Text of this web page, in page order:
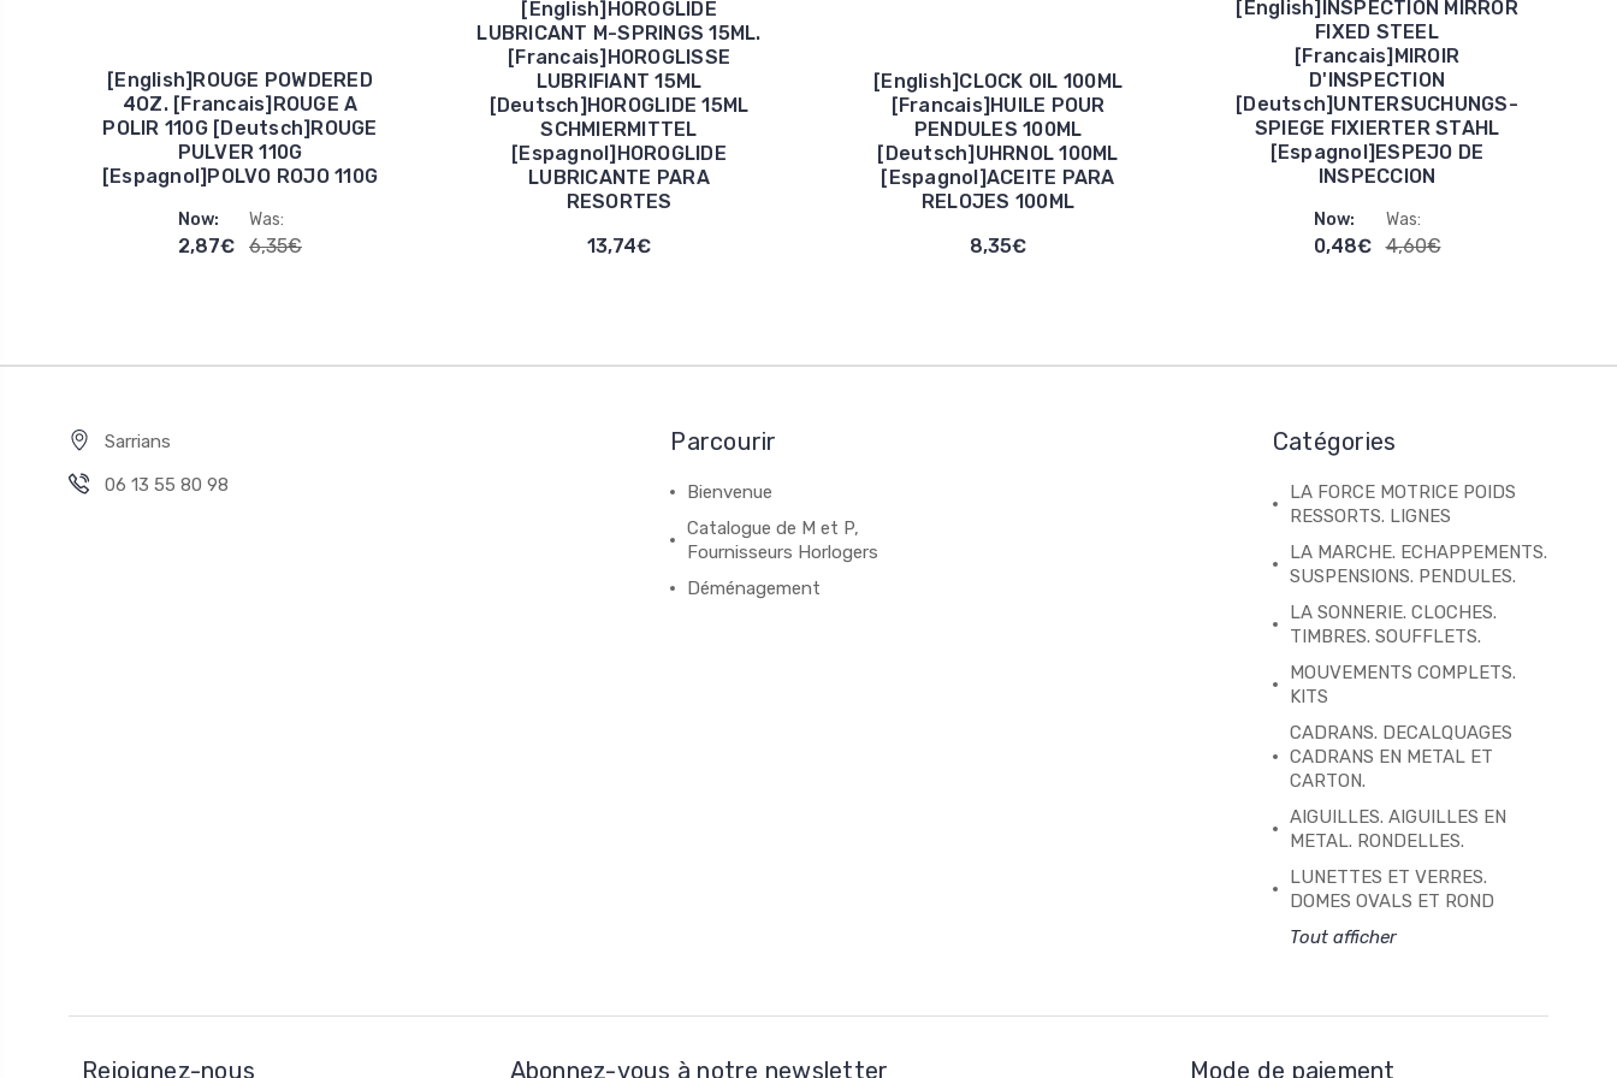
[English]ROUGE POWDERED
4OZ. [Francais]ROUGE A
POLIR 110G [Deutsch]ROUGE
PULVER 110G
[Espagnol]POLVO ROJO 110G
Now:
2,87€
Was:
6,35€
[English]HOROGLIDE
LUBRICANT M-SPRINGS 15ML.
[Francais]HOROGLISSE
LUBRIFIANT 15ML
[Deutsch]HOROGLIDE 15ML
SCHMIERMITTEL
[Espagnol]HOROGLIDE
LUBRICANTE PARA
RESORTES
13,74€
[English]CLOCK OIL 100ML
[Francais]HUILE POUR
PENDULES 100ML
[Deutsch]UHRNOL 100ML
[Espagnol]ACEITE PARA
RELOJES 100ML
8,35€
[English]INSPECTION MIRROR
FIXED STEEL
[Francais]MIROIR
D'INSPECTION
[Deutsch]UNTERSUCHUNGS-
SPIEGE FIXIERTER STAHL
[Espagnol]ESPEJO DE
INSPECCION
Now:
0,48€
Was:
4,60€
Sarrians
06 13 55 80 98
Parcourir
Bienvenue
Catalogue de M et P,
Fournisseurs Horlogers
Déménagement
Catégories
LA FORCE MOTRICE POIDS
RESSORTS. LIGNES
LA MARCHE. ECHAPPEMENTS.
SUSPENSIONS. PENDULES.
LA SONNERIE. CLOCHES.
TIMBRES. SOUFFLETS.
MOUVEMENTS COMPLETS.
KITS
CADRANS. DECALQUAGES
CADRANS EN METAL ET
CARTON.
AIGUILLES. AIGUILLES EN
METAL. RONDELLES.
LUNETTES ET VERRES.
DOMES OVALS ET ROND
Tout afficher
Rejoignez-nous Abonnez-vous à notre newsletter Mode de paiement